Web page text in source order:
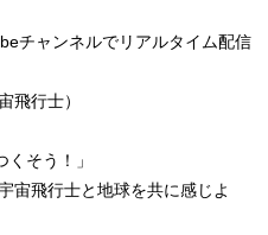
チャンネルでリアルタイム配信
飛行士）
くそう！」
宙飛行士と地球を共に感じよ